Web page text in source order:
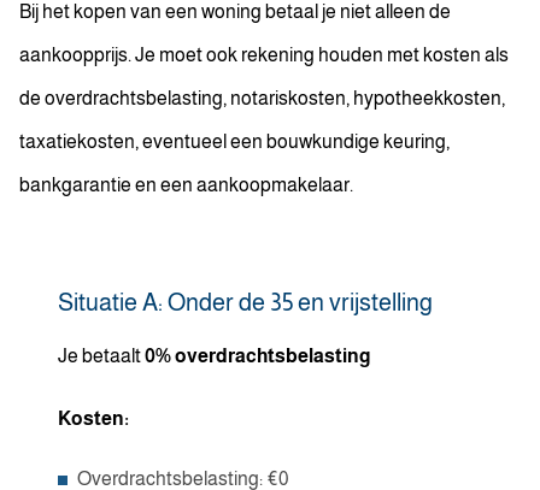
Bij het kopen van een woning betaal je niet alleen de
aankoopprijs. Je moet ook rekening houden met kosten als
de overdrachtsbelasting, notariskosten, hypotheekkosten,
taxatiekosten, eventueel een bouwkundige keuring,
bankgarantie en een aankoopmakelaar.
Situatie A: Onder de 35 en vrijstelling
Je betaalt0% overdrachtsbelasting
Kosten:
Overdrachtsbelasting: €0